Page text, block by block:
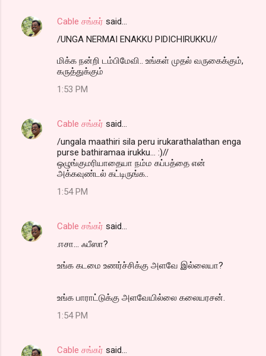
Cable சங்கர் said…
/UNGA NERMAI ENAKKU PIDICHIRUKKU//
மிக்க நன்றி டம்பிமேவி.. உங்கள் முதல் வருகைக்கும்,
கருத்துக்கும்
1:53 PM
Cable சங்கர் said…
/ungala maathiri sila peru irukarathalathan enga
purse bathiramaa irukku... :)//
ஒழுங்குமரியாதையா நம்ம கப்பத்தை என்
அக்கவுண்டல் கட்டிருங்க..
1:54 PM
Cable சங்கர் said…
.ஈசா... ஃபீஸா?
உங்க கடமை உணர்ச்சிக்கு அளவே இல்லையா?
உங்க பாராட்டுக்கு அளவேயில்லை கலையரசன்.
1:54 PM
Cable சங்கர் said…